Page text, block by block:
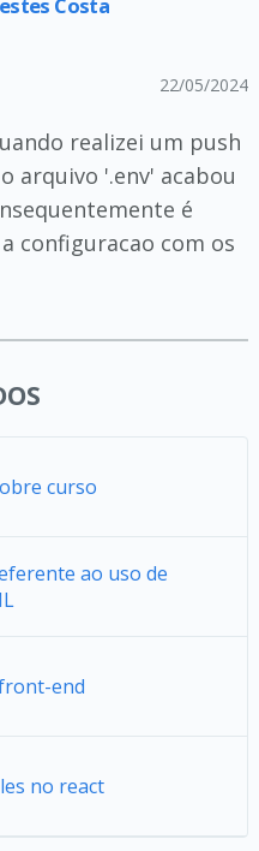
22/05/2024
realizei um push
arquivo '.env' acabou
é
configuracao com os
curso
ao uso de
end
no react